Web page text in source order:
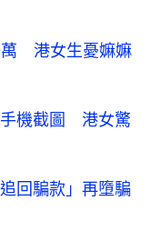
萬 港女生憂嫲嫲
手機截圖 港女驚
回騙款」再墮騙